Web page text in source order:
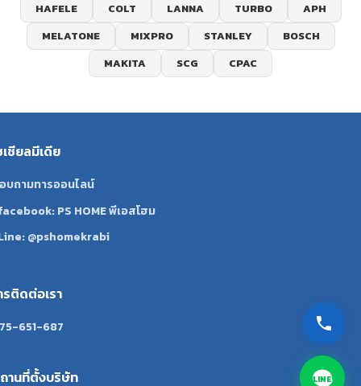
HAFELE
COLT LANNA TURBO
APH
MELATONE
MIXPRO STANLEY
BOSCH
MAKITA
SCG CPAC
เชียลมีเดีย
บถามทารออนไลน์
PS HOME พีเอสโฮม
@pshomekrabi
รติดต่อเรา
651-687
านที่ตั้งบริษัท LINE